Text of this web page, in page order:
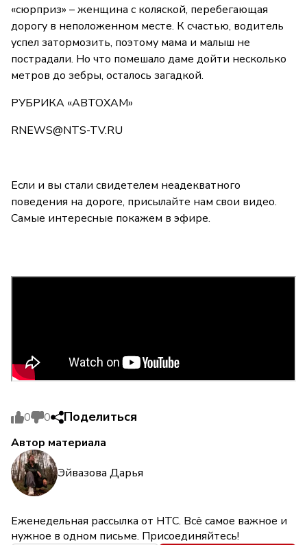
«сюрприз» – женщина с коляской, перебегающая
дорогу в неположенном месте. К счастью, водитель
успел затормозить, поэтому мама и малыш не
пострадали. Но что помешало даме дойти несколько
метров до зебры, осталось загадкой.
РУБРИКА «АВТОХАМ»
RNEWS@NTS-TV.RU
Если и вы стали свидетелем неадекватного
поведения на дороге, присылайте нам свои видео.
Самые интересные покажем в эфире.
0 0 Поделиться
Автор материала
Эйвазова Дарья
Еженедельная рассылка от НТС. Всё самое важное и
нужное в одном письме. Присоединяйтесь!